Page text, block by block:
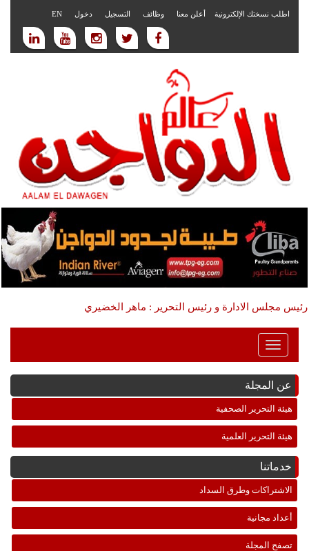
اطلب نسختك الإلكترونية أعلن معنا وظائف التسجيل دخول EN
رئيس مجلس الادارة و رئيس التحرير : ماهر الخضيري
Toggle
Navigation
عن المجلة
هيئة التحرير الصحفية
هيئة التحرير العلمية
خدماتنا
الاشتراكات وطرق السداد
أعداد مجانية
تصفح المجلة